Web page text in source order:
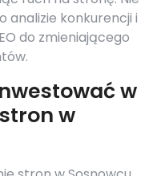
analizie konkurencji i
do zmieniającego
w
w